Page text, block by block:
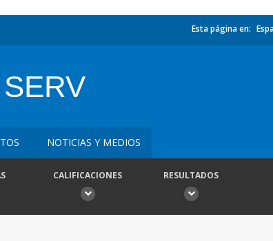
Esta página en:
NOTICIAS Y MEDIOS
CALIFICACIONES RESULTADOS